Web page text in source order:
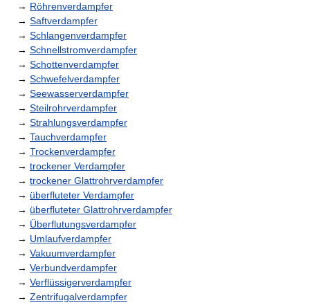
→ Röhrenverdampfer
→ Saftverdampfer
→ Schlangenverdampfer
→ Schnellstromverdampfer
→ Schottenverdampfer
→ Schwefelverdampfer
→ Seewasserverdampfer
→ Steilrohrverdampfer
→ Strahlungsverdampfer
→ Tauchverdampfer
→ Trockenverdampfer
→ trockener Verdampfer
→ trockener Glattrohrverdampfer
→ überfluteter Verdampfer
→ überfluteter Glattrohrverdampfer
→ Überflutungsverdampfer
→ Umlaufverdampfer
→ Vakuumverdampfer
→ Verbundverdampfer
→ Verflüssigerverdampfer
→ Zentrifugalverdampfer